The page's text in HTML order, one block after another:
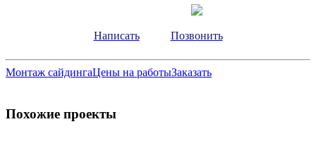
Написать Позвонить
Монтаж сайдингаЦены на работыЗаказать
Похожие проекты